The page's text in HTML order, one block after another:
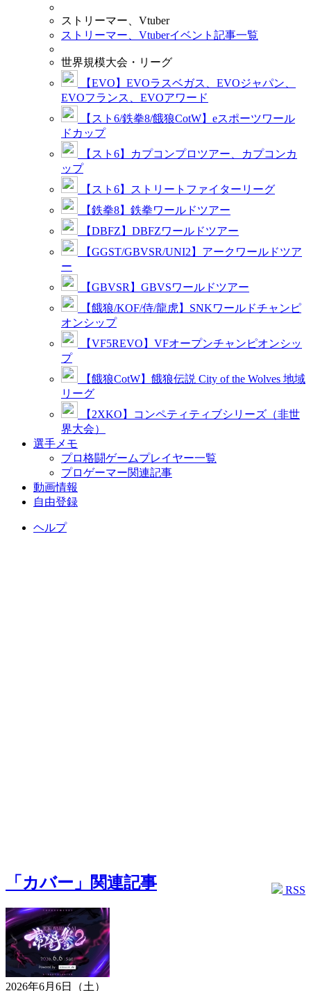
ストリーマー、Vtuber
ストリーマー、Vtuberイベント記事一覧
世界規模大会・リーグ
【EVO】EVOラスベガス、EVOジャパン、
EVOフランス、EVOアワード
【スト6/鉄拳8/餓狼CotW】eスポーツワール
ドカップ
【スト6】カプコンプロツアー、カプコンカ
ップ
【スト6】ストリートファイターリーグ
【鉄拳8】鉄拳ワールドツアー
【DBFZ】DBFZワールドツアー
【GGST/GBVSR/UNI2】アークワールドツア
ー
【GBVSR】GBVSワールドツアー
【餓狼/KOF/侍/龍虎】SNKワールドチャンピ
オンシップ
【VF5REVO】VFオープンチャンピオンシッ
プ
【餓狼CotW】餓狼伝説 City of the Wolves 地域
リーグ
【2XKO】コンペティティブシリーズ（非世
界大会）
選手メモ
プロ格闘ゲームプレイヤー一覧
プロゲーマー関連記事
動画情報
自由登録
ヘルプ
RSS
「カバー」関連記事
2026年6月6日（土）